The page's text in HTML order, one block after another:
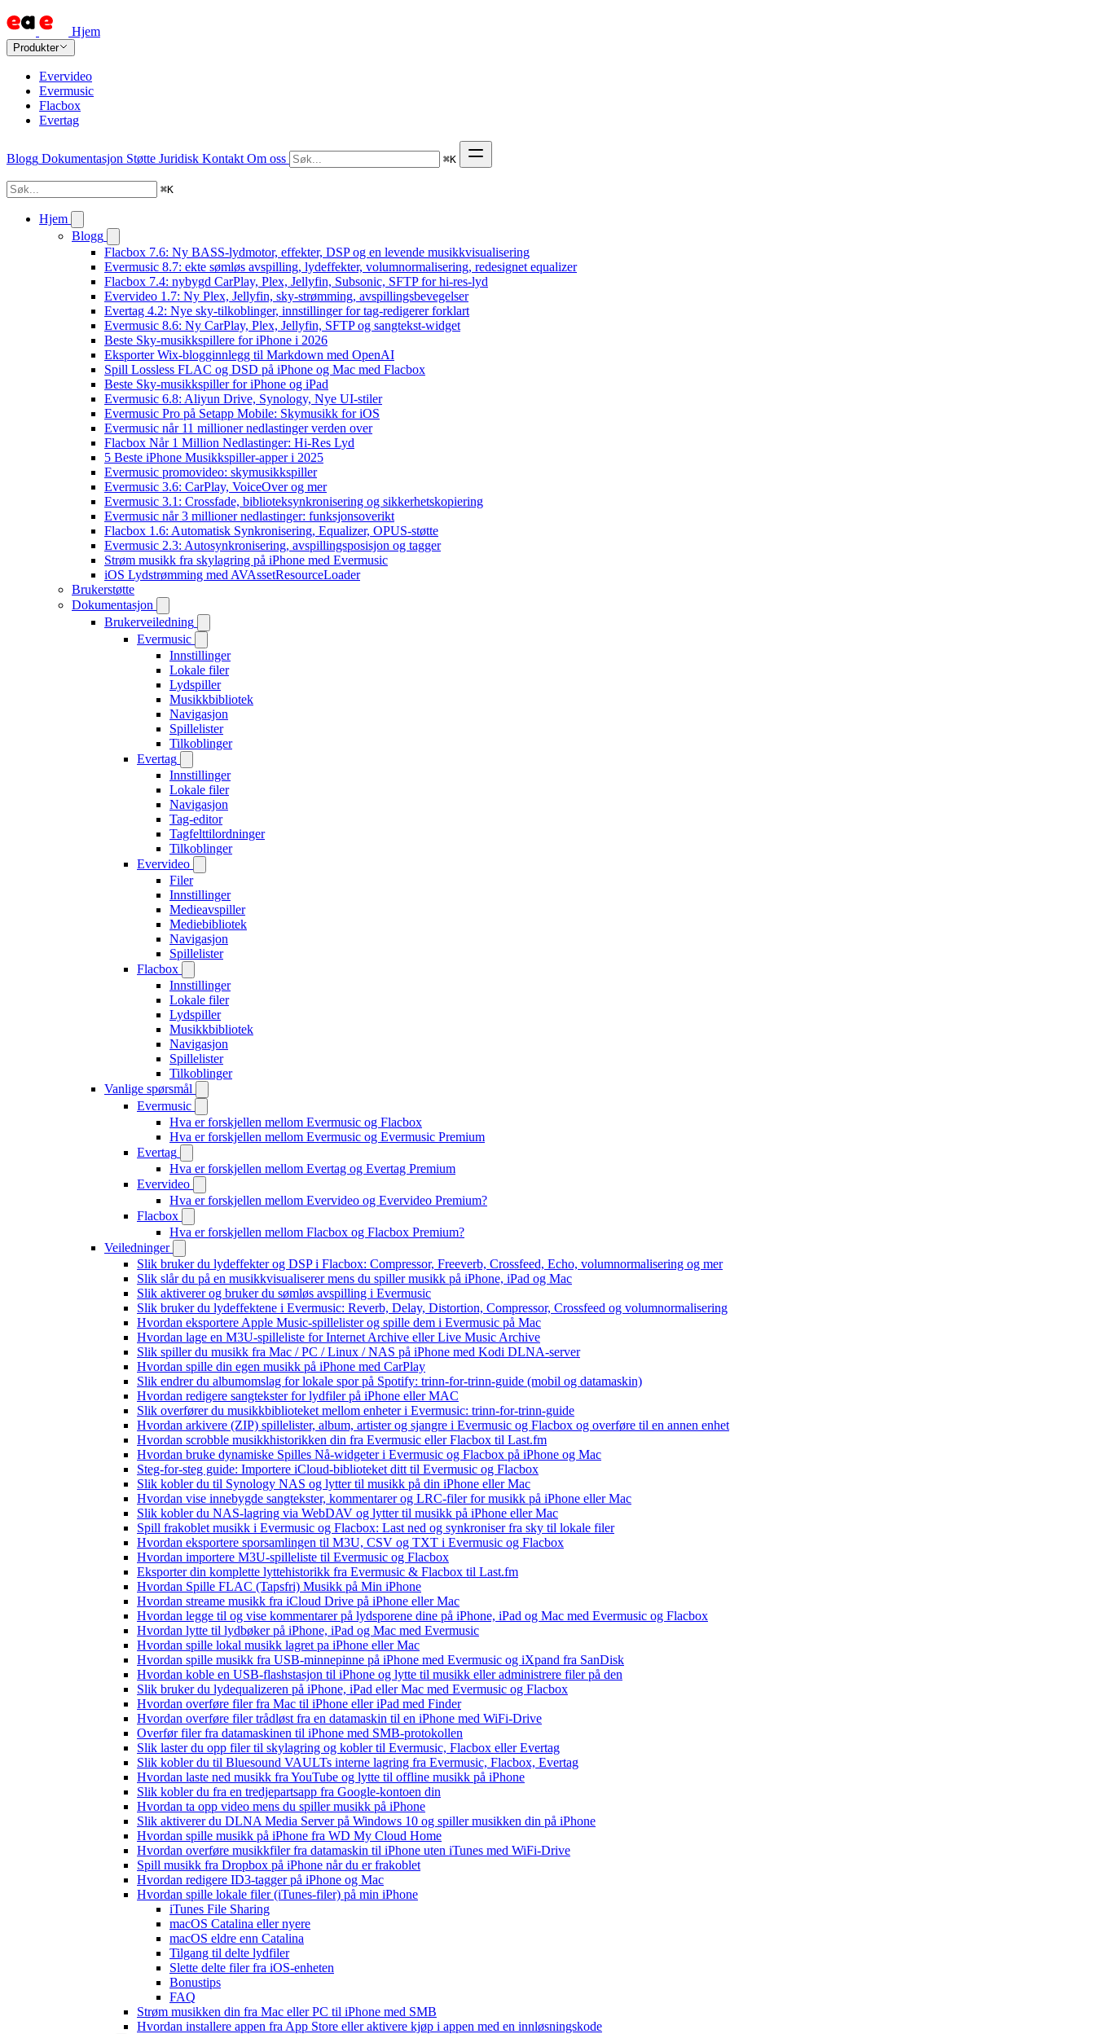
Hjem
Produkter
Evervideo
Evermusic
Flacbox
Evertag
Blogg Dokumentasjon Støtte Juridisk Kontakt Om oss ⌘K
⌘K
Hjem
Blogg
Flacbox 7.6: Ny BASS-lydmotor, effekter, DSP og en levende musikkvisualisering
Evermusic 8.7: ekte sømløs avspilling, lydeffekter, volumnormalisering, redesignet equalizer
Flacbox 7.4: nybygd CarPlay, Plex, Jellyfin, Subsonic, SFTP for hi-res-lyd
Evervideo 1.7: Ny Plex, Jellyfin, sky-strømming, avspillingsbevegelser
Evertag 4.2: Nye sky-tilkoblinger, innstillinger for tag-redigerer forklart
Evermusic 8.6: Ny CarPlay, Plex, Jellyfin, SFTP og sangtekst-widget
Beste Sky-musikkspillere for iPhone i 2026
Eksporter Wix-blogginnlegg til Markdown med OpenAI
Spill Lossless FLAC og DSD på iPhone og Mac med Flacbox
Beste Sky-musikkspiller for iPhone og iPad
Evermusic 6.8: Aliyun Drive, Synology, Nye UI-stiler
Evermusic Pro på Setapp Mobile: Skymusikk for iOS
Evermusic når 11 millioner nedlastinger verden over
Flacbox Når 1 Million Nedlastinger: Hi-Res Lyd
5 Beste iPhone Musikkspiller-apper i 2025
Evermusic promovideo: skymusikkspiller
Evermusic 3.6: CarPlay, VoiceOver og mer
Evermusic 3.1: Crossfade, biblioteksynkronisering og sikkerhetskopiering
Evermusic når 3 millioner nedlastinger: funksjonsoverikt
Flacbox 1.6: Automatisk Synkronisering, Equalizer, OPUS-støtte
Evermusic 2.3: Autosynkronisering, avspillingsposisjon og tagger
Strøm musikk fra skylagring på iPhone med Evermusic
iOS Lydstrømming med AVAssetResourceLoader
Brukerstøtte
Dokumentasjon
Brukerveiledning
Evermusic
Innstillinger
Lokale filer
Lydspiller
Musikkbibliotek
Navigasjon
Spillelister
Tilkoblinger
Evertag
Innstillinger
Lokale filer
Navigasjon
Tag-editor
Tagfelttilordninger
Tilkoblinger
Evervideo
Filer
Innstillinger
Medieavspiller
Mediebibliotek
Navigasjon
Spillelister
Flacbox
Innstillinger
Lokale filer
Lydspiller
Musikkbibliotek
Navigasjon
Spillelister
Tilkoblinger
Vanlige spørsmål
Evermusic
Hva er forskjellen mellom Evermusic og Flacbox
Hva er forskjellen mellom Evermusic og Evermusic Premium
Evertag
Hva er forskjellen mellom Evertag og Evertag Premium
Evervideo
Hva er forskjellen mellom Evervideo og Evervideo Premium?
Flacbox
Hva er forskjellen mellom Flacbox og Flacbox Premium?
Veiledninger
Slik bruker du lydeffekter og DSP i Flacbox: Compressor, Freeverb, Crossfeed, Echo, volumnormalisering og mer
Slik slår du på en musikkvisualiserer mens du spiller musikk på iPhone, iPad og Mac
Slik aktiverer og bruker du sømløs avspilling i Evermusic
Slik bruker du lydeffektene i Evermusic: Reverb, Delay, Distortion, Compressor, Crossfeed og volumnormalisering
Hvordan eksportere Apple Music-spillelister og spille dem i Evermusic på Mac
Hvordan lage en M3U-spilleliste for Internet Archive eller Live Music Archive
Slik spiller du musikk fra Mac / PC / Linux / NAS på iPhone med Kodi DLNA-server
Hvordan spille din egen musikk på iPhone med CarPlay
Slik endrer du albumomslag for lokale spor på Spotify: trinn-for-trinn-guide (mobil og datamaskin)
Hvordan redigere sangtekster for lydfiler på iPhone eller MAC
Slik overfører du musikkbiblioteket mellom enheter i Evermusic: trinn-for-trinn-guide
Hvordan arkivere (ZIP) spillelister, album, artister og sjangre i Evermusic og Flacbox og overføre til en annen enhet
Hvordan scrobble musikkhistorikken din fra Evermusic eller Flacbox til Last.fm
Hvordan bruke dynamiske Spilles Nå-widgeter i Evermusic og Flacbox på iPhone og Mac
Steg-for-steg guide: Importere iCloud-biblioteket ditt til Evermusic og Flacbox
Slik kobler du til Synology NAS og lytter til musikk på din iPhone eller Mac
Hvordan vise innebygde sangtekster, kommentarer og LRC-filer for musikk på iPhone eller Mac
Slik kobler du NAS-lagring via WebDAV og lytter til musikk på iPhone eller Mac
Spill frakoblet musikk i Evermusic og Flacbox: Last ned og synkroniser fra sky til lokale filer
Hvordan eksportere sporsamlingen til M3U, CSV og TXT i Evermusic og Flacbox
Hvordan importere M3U-spilleliste til Evermusic og Flacbox
Eksporter din komplette lyttehistorikk fra Evermusic & Flacbox til Last.fm
Hvordan Spille FLAC (Tapsfri) Musikk på Min iPhone
Hvordan streame musikk fra iCloud Drive på iPhone eller Mac
Hvordan legge til og vise kommentarer på lydsporene dine på iPhone, iPad og Mac med Evermusic og Flacbox
Hvordan lytte til lydbøker på iPhone, iPad og Mac med Evermusic
Hvordan spille lokal musikk lagret pa iPhone eller Mac
Hvordan spille musikk fra USB-minnepinne på iPhone med Evermusic og iXpand fra SanDisk
Hvordan koble en USB-flashstasjon til iPhone og lytte til musikk eller administrere filer på den
Slik bruker du lydequalizeren på iPhone, iPad eller Mac med Evermusic og Flacbox
Hvordan overføre filer fra Mac til iPhone eller iPad med Finder
Hvordan overføre filer trådløst fra en datamaskin til en iPhone med WiFi-Drive
Overfør filer fra datamaskinen til iPhone med SMB-protokollen
Slik laster du opp filer til skylagring og kobler til Evermusic, Flacbox eller Evertag
Slik kobler du til Bluesound VAULTs interne lagring fra Evermusic, Flacbox, Evertag
Hvordan laste ned musikk fra YouTube og lytte til offline musikk på iPhone
Slik kobler du fra en tredjepartsapp fra Google-kontoen din
Hvordan ta opp video mens du spiller musikk på iPhone
Slik aktiverer du DLNA Media Server på Windows 10 og spiller musikken din på iPhone
Hvordan spille musikk på iPhone fra WD My Cloud Home
Hvordan overføre musikkfiler fra datamaskin til iPhone uten iTunes med WiFi-Drive
Spill musikk fra Dropbox på iPhone når du er frakoblet
Hvordan redigere ID3-tagger på iPhone og Mac
Hvordan spille lokale filer (iTunes-filer) på min iPhone
iTunes File Sharing
macOS Catalina eller nyere
macOS eldre enn Catalina
Tilgang til delte lydfiler
Slette delte filer fra iOS-enheten
Bonustips
FAQ
Strøm musikken din fra Mac eller PC til iPhone med SMB
Hvordan installere appen fra App Store eller aktivere kjøp i appen med en innløsningskode